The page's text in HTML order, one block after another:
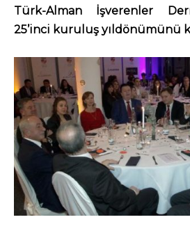
Türk-Alman İşverenler
25’inci kuruluş yıldönümünü